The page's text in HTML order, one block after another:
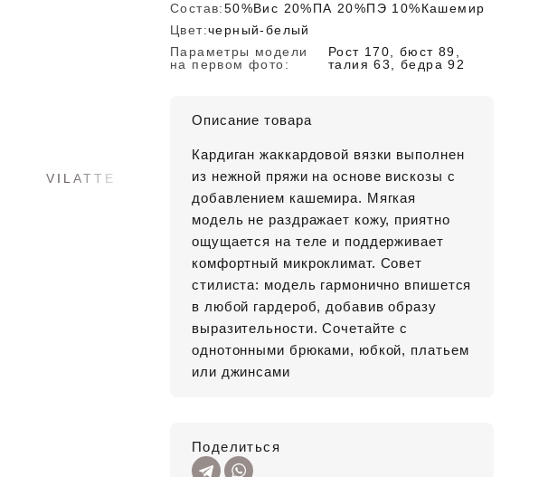
Состав:50%Вис 20%ПА 20%ПЭ 10%Кашемир
Цвет:черный-белый
Параметры модели
на первом фото:
Рост 170, бюст 89,
талия 63, бедра 92
Описание товара
Кардиган жаккардовой вязки выполнен
из нежной пряжи на основе вискозы с
добавлением кашемира. Мягкая
модель не раздражает кожу, приятно
ощущается на теле и поддерживает
комфортный микроклимат. Совет
стилиста: модель гармонично впишется
в любой гардероб, добавив образу
выразительности. Сочетайте с
однотонными брюками, юбкой, платьем
или джинсами
Поделиться